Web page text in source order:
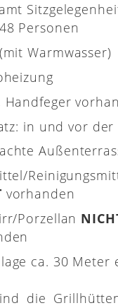
Personen
Warmwasser)
Handfeger
in und vor der
vorhanden
Porzellan
ca. 30 Meter
die